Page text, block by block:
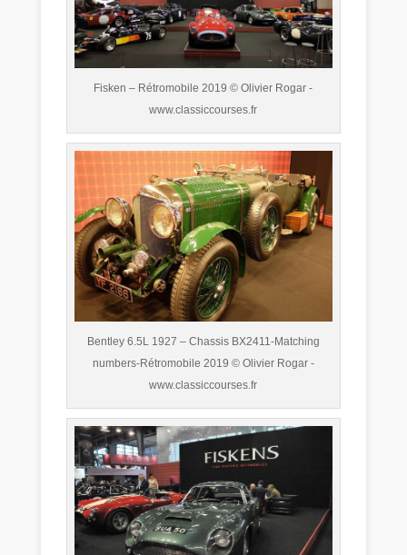
Fisken – Rétromobile 2019 © Olivier Rogar -
www.classiccourses.fr
Bentley 6.5L 1927 – Chassis BX2411-Matching
numbers-Rétromobile 2019 © Olivier Rogar -
www.classiccourses.fr